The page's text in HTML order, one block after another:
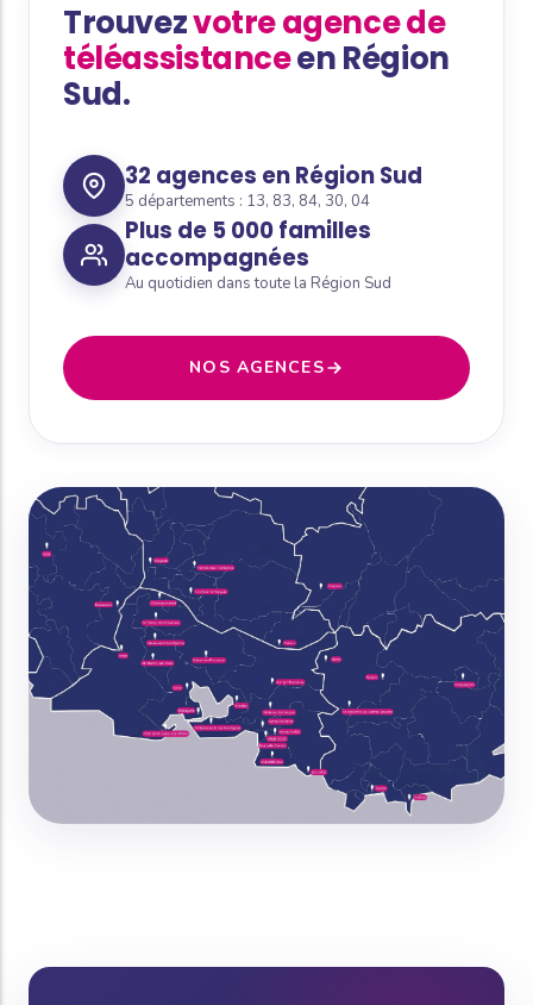
Trouvezvotre agence de
téléassistanceen Région
Sud.
32 agences en Région Sud
5 départements : 13, 83, 84, 30, 04
Plus de 5 000 familles
accompagnées
Au quotidien dans toute la Région Sud
NOS AGENCES